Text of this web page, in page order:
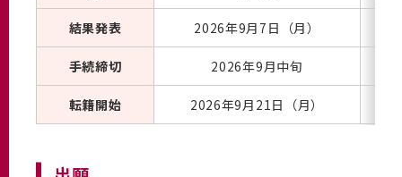
結果発表 2026年9月7日（月）
手続締切 2026年9月中旬
転籍開始 2026年9月21日（月）